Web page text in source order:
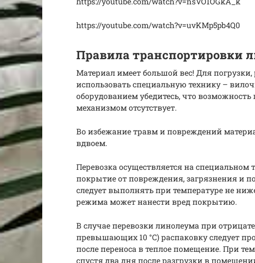
https://youtube.com/watch?v=uvKMp5pb4Q0
Правила транспортировки
Материал имеет большой вес! Для
использовать специальную технику –
оборудованием убедитесь, что
механизмом отсутствует.
Во избежание травм и повреждений
вдвоем.
Перевозка осуществляется на
покрытие от повреждения, загрязнения и
следует выполнять при температуре не
режима может нанести вред покрытию.
В случае перевозки линолеума при
превышающих 10 °С) распаковку следует
после переноса в теплое помещение. При
спустя два дня после разгрузки в